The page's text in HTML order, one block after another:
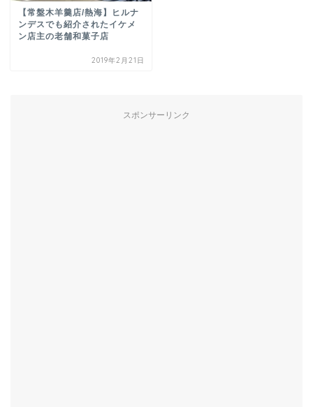
【常盤木羊羹店/熱海】ヒルナ
ンデスでも紹介されたイケメ
ン店主の老舗和菓子店
2019年2月21日
スポンサーリンク